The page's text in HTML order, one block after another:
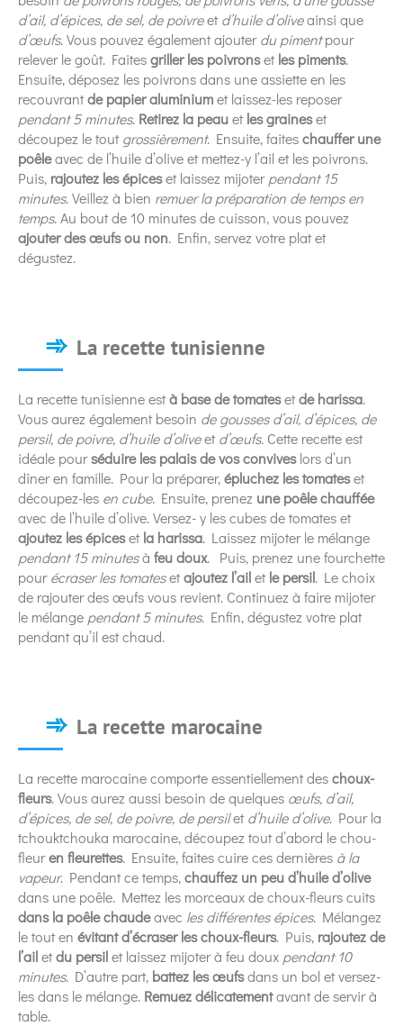
d’ail, d’épices, de sel, de poivreetd’huile d’oliveainsi que
d’œufs. Vous pouvez également ajouterdu pimentpour
relever le goût. Faitesgriller les poivronsetles piments.
Ensuite, déposez les poivrons dans une assiette en les
recouvrantde papier aluminiumet laissez-les reposer
pendant 5 minutes. Retirez la peauetles graineset
découpez le toutgrossièrement. Ensuite, faiteschauffer une
poêleavec de l’huile d’olive et mettez-y l’ail et les poivrons.
Puis, rajoutez les épiceset laissez mijoterpendant 15
minutes. Veillez à bien remuer la préparation de temps en
temps. Au bout de 10 minutes de cuisson, vous pouvez
ajouter des œufs ou non. Enfin, servez votre plat et
dégustez.
La recette tunisienne
La recette tunisienne està base de tomatesetde harissa.
Vous aurez également besoin de gousses d’ail, d’épices, de
persil, de poivre, d’huile d’oliveetd’œufs. Cette recette est
idéale pourséduire les palais de vos conviveslors d’un
dîner en famille. Pour la préparer,épluchez les tomateset
découpez-les en cube. Ensuite, prenez une poêle chauffée
avec de l’huile d’olive. Versez- y les cubes de tomates et
ajoutez les épicesetla harissa. Laissez mijoter le mélange
pendant 15 minutesà feu doux. Puis, prenez une fourchette
pourécraser les tomatesetajoutez l’ailetle persil. Le choix
de rajouter des œufs vous revient. Continuez à faire mijoter
le mélange pendant 5 minutes. Enfin, dégustez votre plat
pendant qu’il est chaud.
La recette marocaine
La recette marocaine comporte essentiellement deschoux-
fleurs. Vous aurez aussi besoin de quelques œufs, d’ail,
d’épices, de sel, de poivre, de persiletd’huile d’olive. Pour la
tchouktchouka marocaine, découpez tout d’abord le chou-
fleuren fleurettes. Ensuite, faites cuire ces dernières à la
vapeur. Pendant ce temps,chauffez un peu d’huile d’olive
dans une poêle. Mettez les morceaux de choux-fleurs cuits
dans la poêle chaudeavec les différentes épices. Mélangez
le tout en évitant d’écraser les choux-fleurs. Puis, rajoutez de
l’ailetdu persilet laissez mijoter à feu doux pendant 10
minutes. D’autre part, battez les œufsdans un bol et versez-
les dans le mélange. Remuez délicatementavant de servir à
table.